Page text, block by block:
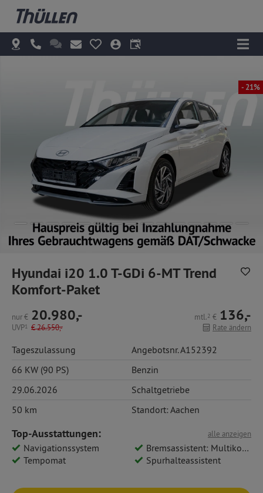
- 21%
Hyundai i20 1.0 T-GDi 6-MT Trend
Komfort-Paket
nur€ 20.980,-
UVP1 €26.550,-
mtl.2 € 136,-
Rate ändern
Tageszulassung
Angebotsnr. A152392
66 KW (90 PS)
Benzin
29.06.2026
Schaltgetriebe
50 km
Standort: Aachen
alle anzeigen
Top-Ausstattungen:
Navigationssystem
Bremsassistent: Multikollisionsbremse
Tempomat
Spurhalteassistent